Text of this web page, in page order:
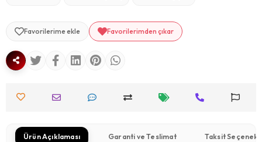
Favorilerime ekle Favorilerimden çıkar
Ürün Açıklaması Garanti ve Teslimat Taksit